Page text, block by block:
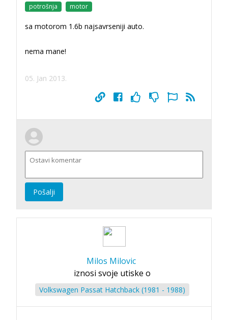
potrošnja
motor
sa motorom 1.6b najsavrseniji auto.
nema mane!
05. Jan 2013.
Pošalji
Milos Milovic
iznosi svoje utiske o
Volkswagen Passat Hatchback (1981 - 1988)